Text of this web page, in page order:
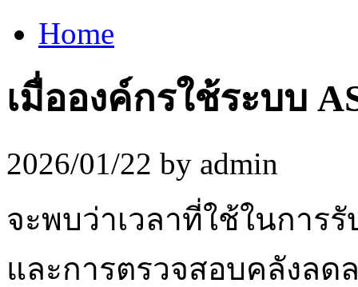
Home
เมื่อองค์กรใช้ระบบ
2026/01/22 by admin
จะพบว่าเวลาที่ใช้ในการ
และการตรวจสอบคลังล